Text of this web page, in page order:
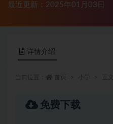
最近更新：2025年01月03日
详情介绍
免费下载